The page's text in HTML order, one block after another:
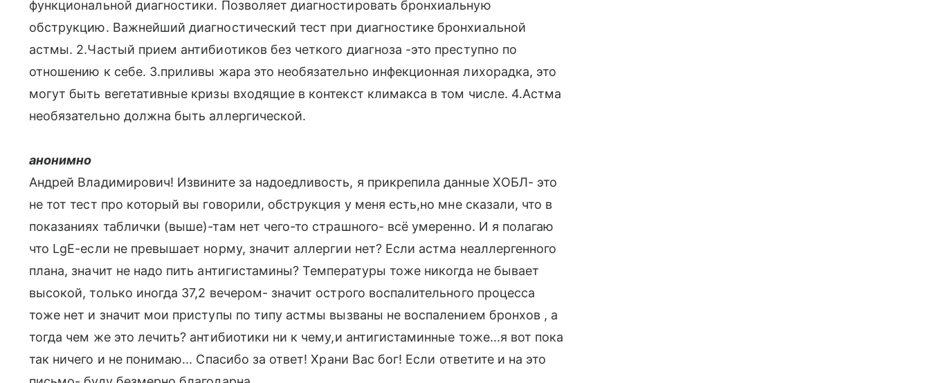
функциональной диагностики. Позволяет диагностировать бронхиальную
обструкцию. Важнейший диагностический тест при диагностике бронхиальной
астмы. 2.Частый прием антибиотиков без четкого диагноза -это преступно по
отношению к себе. 3.приливы жара это необязательно инфекционная лихорадка, это
могут быть вегетативные кризы входящие в контекст климакса в том числе. 4.Астма
необязательно должна быть аллергической.
анонимно
Андрей Владимирович! Извините за надоедливость, я прикрепила данные ХОБЛ- это
не тот тест про который вы говорили, обструкция у меня есть,но мне сказали, что в
показаниях таблички (выше)-там нет чего-то страшного- всё умеренно. И я полагаю
что LgE-если не превышает норму, значит аллергии нет? Если астма неаллергенного
плана, значит не надо пить антигистамины? Температуры тоже никогда не бывает
высокой, только иногда 37,2 вечером- значит острого воспалительного процесса
тоже нет и значит мои приступы по типу астмы вызваны не воспалением бронхов , а
тогда чем же это лечить? антибиотики ни к чему,и антигистаминные тоже...я вот пока
так ничего и не понимаю... Спасибо за ответ! Храни Вас бог! Если ответите и на это